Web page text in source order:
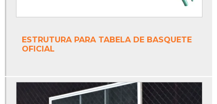
Poste de vôlei profissional
Poste para rede de beach tennis
ESTRUTURA PARA TABELA DE BASQUETE
OFICIAL